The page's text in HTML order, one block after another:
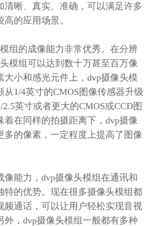
清晰、真实、准确，可以满足许多
的应用场景。
组的成像能力非常优秀。在分辨
模组可以达到数十万甚至百万像
大小和感光元件上，dvp摄像头模
从1/4英寸的CMOS图像传感器升级
英寸或者更大的CMOS或CCD图
着在同样的拍摄距离下，dvp摄像
多的像素，一定程度上提高了图像
像能力，dvp摄像头模组在通讯和
特的优势。现在很多摄像头模组都
频通话，可以让用户轻松实现音视
外，dvp摄像头模组一般都有多种